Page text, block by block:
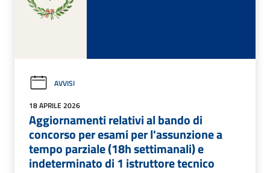
AVVISI
18 APRILE 2026
Aggiornamenti relativi al bando di
concorso per esami per l'assunzione a
tempo parziale (18h settimanali) e
indeterminato di 1 istruttore tecnico